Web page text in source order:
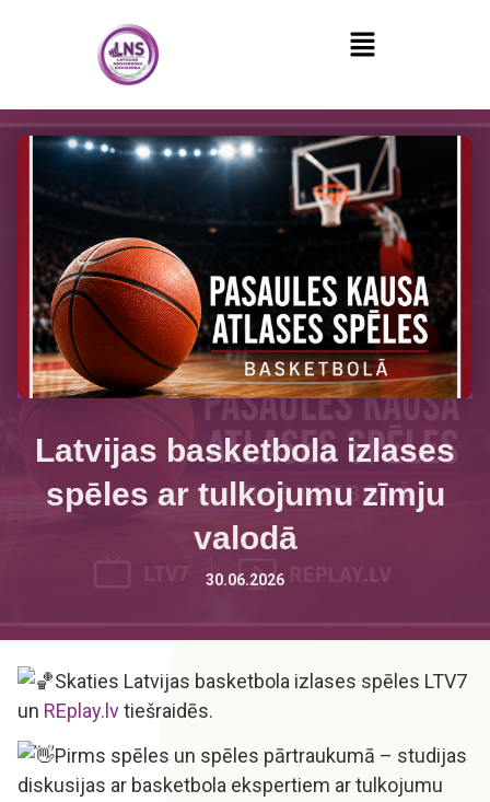
Latvijas basketbola izlases
spēles ar tulkojumu zīmju
valodā
30.06.2026
Skaties Latvijas basketbola izlases spēles LTV7
un REplay.lvtiešraidēs.
Pirms spēles un spēles pārtraukumā – studijas
diskusijas ar basketbola ekspertiem ar tulkojumu